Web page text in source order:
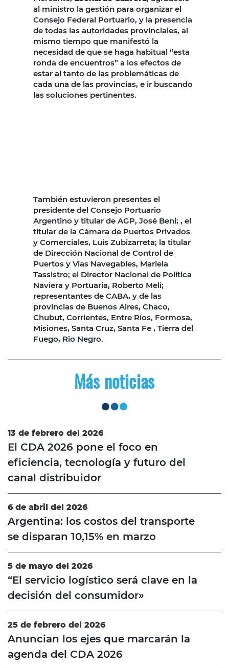
al ministro la gestión para organizar el
Consejo Federal Portuario, y la presencia
de todas las autoridades provinciales, al
mismo tiempo que manifestó la
necesidad de que se haga habitual “esta
ronda de encuentros” a los efectos de
estar al tanto de las problemáticas de
cada una de las provincias, e ir buscando
las soluciones pertinentes.
También estuvieron presentes el
presidente del Consejo Portuario
Argentino y titular de AGP, José Beni; , el
titular de la Cámara de Puertos Privados
y Comerciales, Luis Zubizarreta; la titular
de Dirección Nacional de Control de
Puertos y Vías Navegables, Mariela
Tassistro; el Director Nacional de Política
Naviera y Portuaria, Roberto Meli;
representantes de CABA, y de las
provincias de Buenos Aires, Chaco,
Chubut, Corrientes, Entre Ríos, Formosa,
Misiones, Santa Cruz, Santa Fe , Tierra del
Fuego, Rio Negro.
Más noticias
13 de febrero del 2026
El CDA 2026 pone el foco en
eficiencia, tecnología y futuro del
canal distribuidor
6 de abril del 2026
Argentina: los costos del transporte
se disparan 10,15% en marzo
5 de mayo del 2026
“El servicio logístico será clave en la
decisión del consumidor»
25 de febrero del 2026
Anuncian los ejes que marcarán la
agenda del CDA 2026